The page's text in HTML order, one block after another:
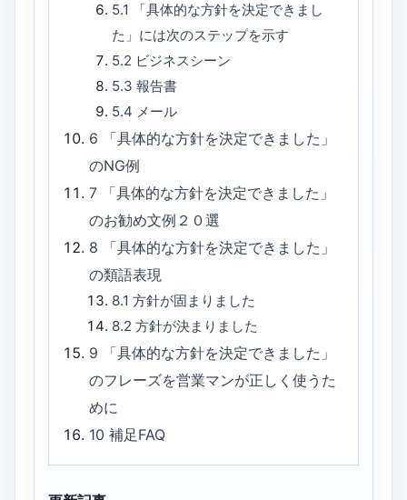
5.1
「具体的な方針を決定できまし
た」には次のステップを示す
5.2 ビジネスシーン
5.3 報告書
5.4 メール
6
「具体的な方針を決定できました」
のNG例
7
「具体的な方針を決定できました」
のお勧め文例２０選
8
「具体的な方針を決定できました」
の類語表現
8.1 方針が固まりました
8.2 方針が決まりました
9
「具体的な方針を決定できました」
のフレーズを営業マンが正しく使うた
めに
10補足FAQ